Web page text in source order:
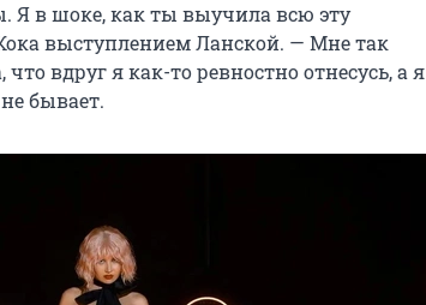
Я в шоке, как ты выучила всю эту
выступлением Ланской. — Мне так
вдруг я как-то ревностно отнесусь, а я
бывает.